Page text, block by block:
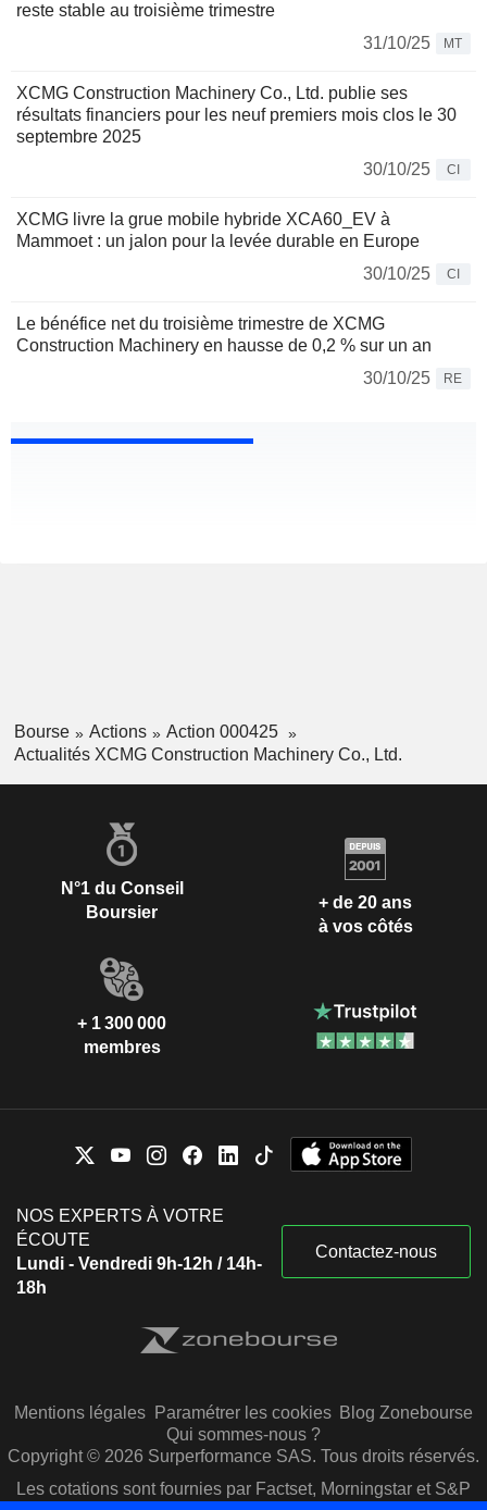
reste stable au troisième trimestre
31/10/25
MT
XCMG Construction Machinery Co., Ltd. publie ses
résultats financiers pour les neuf premiers mois clos le 30
septembre 2025
30/10/25
CI
XCMG livre la grue mobile hybride XCA60_EV à
Mammoet : un jalon pour la levée durable en Europe
30/10/25
CI
Le bénéfice net du troisième trimestre de XCMG
Construction Machinery en hausse de 0,2 % sur un an
30/10/25
RE
Bourse Actions
Action 000425
Actualités XCMG Construction Machinery Co., Ltd.
N°1 du Conseil
Boursier
+ de 20 ans
à vos côtés
+ 1 300 000
membres
NOS EXPERTS À VOTRE
ÉCOUTE
Lundi - Vendredi 9h-12h / 14h-
18h
Contactez-nous
Mentions légales Paramétrer les cookies Blog Zonebourse
Qui sommes-nous ?
Copyright © 2026 Surperformance SAS. Tous droits réservés.
Les cotations sont fournies par Factset, Morningstar et S&P